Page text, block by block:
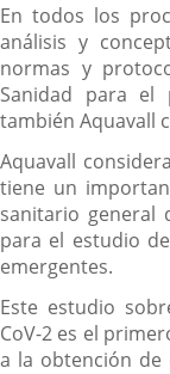
En todos los
análisis y
normas y
Sanidad para el
también Aquavall
Aquavall
tiene un
sanitario general
para el estudio
emergentes.
Este estudio
CoV-2 es el
a la obtención de